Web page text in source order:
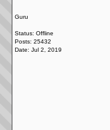
Guru
Status: Offline
Posts: 25432
Date: Jul 2, 2019